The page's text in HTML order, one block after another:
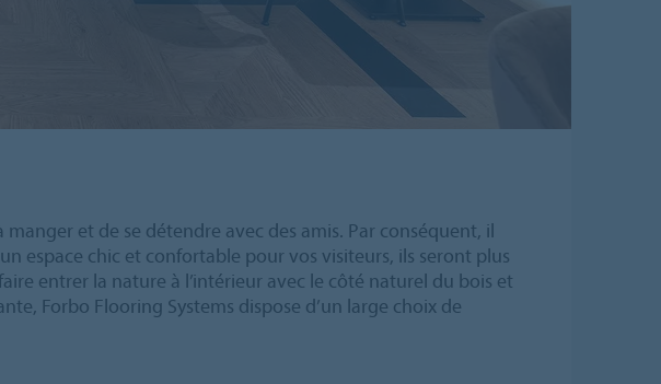
et de se détendre avec des amis. Par conséquent, il
espace chic et confortable pour vos visiteurs, ils seront plus
entrer la nature à l’intérieur avec le côté naturel du bois et
Forbo Flooring Systems dispose d’un large choix de